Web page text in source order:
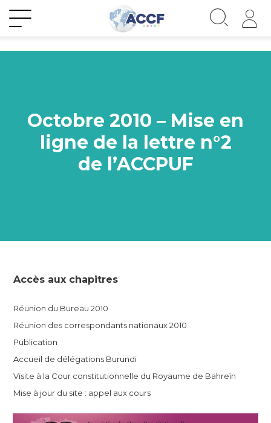
Octobre 2010 – Mise en
ligne de la lettre n°2
de l’ACCPUF
Accès aux chapitres
Réunion du Bureau 2010
Réunion des correspondants nationaux 2010
Publication
Accueil de délégations Burundi
Visite à la Cour constitutionnelle du Royaume de Bahreïn
Mise à jour du site : appel aux cours